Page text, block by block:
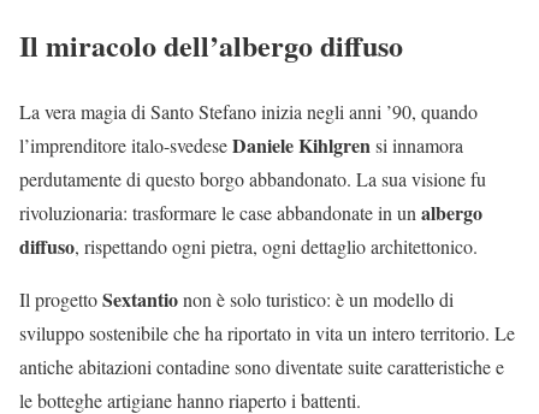
Il miracolo dell’albergo diffuso
La vera magia di Santo Stefano inizia negli anni ’90, quando
l’imprenditore italo-svedeseDaniele Kihlgrensi innamora
perdutamente di questo borgo abbandonato. La sua visione fu
rivoluzionaria: trasformare le case abbandonate in un albergo
diffuso, rispettando ogni pietra, ogni dettaglio architettonico.
Il progettoSextantionon è solo turistico: è un modello di
sviluppo sostenibile che ha riportato in vita un intero territorio. Le
antiche abitazioni contadine sono diventate suite caratteristiche e
le botteghe artigiane hanno riaperto i battenti.